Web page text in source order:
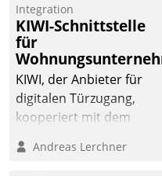
Integration
KIWI-Schnittstelle
für
KIWI, der Anbieter für
digitalen Türzugang,
kooperiert mit dem
Andreas Lerchner